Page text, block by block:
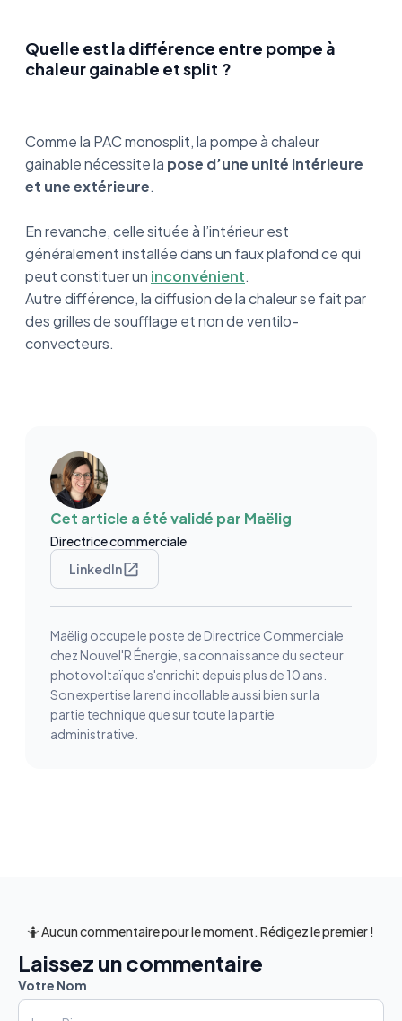
Quelle est la différence entre pompe à
chaleur gainable et split ?
Comme la PAC monosplit, la pompe à chaleur
gainable nécessite la pose d’une unité intérieure
et une extérieure.
En revanche, celle située à l’intérieur est
généralement installée dans un faux plafond ce qui
peut constituer un inconvénient.
Autre différence, la diffusion de la chaleur se fait par
des grilles de soufflage et non de ventilo-
convecteurs.
Cet article a été validé par Maëlig
Directrice commerciale
LinkedIn
Maëlig occupe le poste de Directrice Commerciale
chez Nouvel'R Énergie, sa connaissance du secteur
photovoltaïque s'enrichit depuis plus de 10 ans.
Son expertise la rend incollable aussi bien sur la
partie technique que sur toute la partie
administrative.
🤷 Aucun commentaire pour le moment. Rédigez le premier !
Laissez un commentaire
Votre Nom